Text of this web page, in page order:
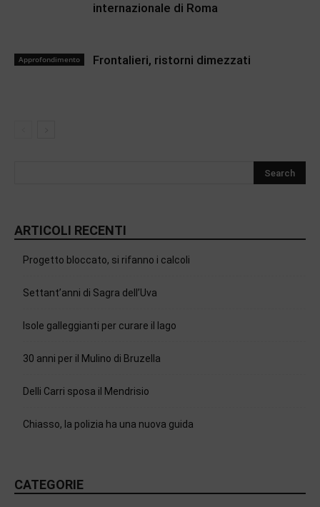
internazionale di Roma
Approfondimento Frontalieri, ristorni dimezzati
ARTICOLI RECENTI
Progetto bloccato, si rifanno i calcoli
Settant’anni di Sagra dell’Uva
Isole galleggianti per curare il lago
30 anni per il Mulino di Bruzella
Delli Carri sposa il Mendrisio
Chiasso, la polizia ha una nuova guida
CATEGORIE